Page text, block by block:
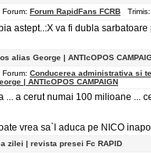
Forum: Forum RapidFans FCRB
astept..:X va fi dubla
alias George | ANTIcOPOS
Forum: Conducerea administrativa si
| ANTIcOPOS CAMPAIGN
... a cerut numai 100 milioane ...
vrea sa`l aduca pe NICO
zilei | revista presei Fc RAPID